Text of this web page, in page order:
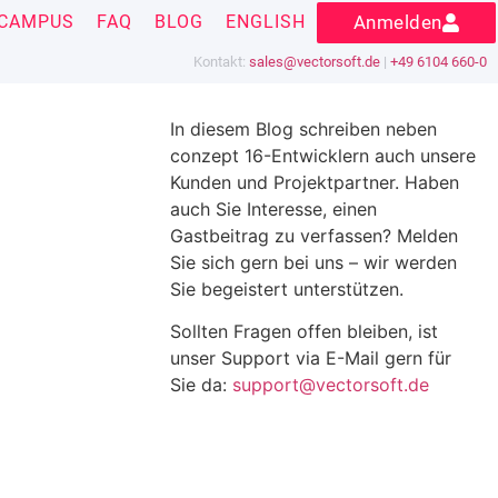
Kontakt: sales@vectorsoft.de | +49 6104 660-0
FAQ BLOG ENGLISH Anmelden
In diesem Blog schreiben neben
conzept 16-Entwicklern auch unsere
Kunden und Projektpartner. Haben
auch Sie Interesse, einen
Gastbeitrag zu verfassen? Melden
Sie sich gern bei uns – wir werden
Sie begeistert unterstützen.
Sollten Fragen offen bleiben, ist
unser Support via E-Mail gern für
Sie da: support@vectorsoft.de